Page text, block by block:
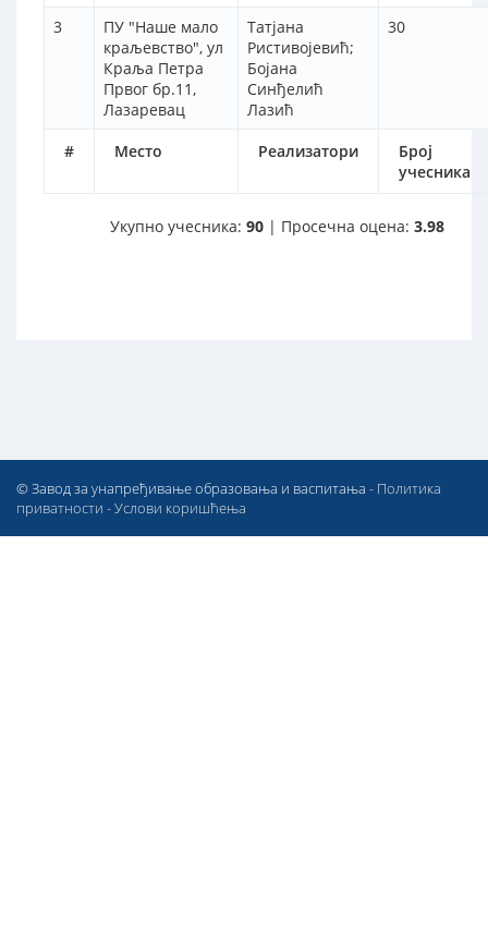
# Место Реализатори
Број
учесника
3
ПУ "Наше мало
краљевство", ул
Краља Петра
Првог бр.11,
Лазаревац
Татјана
Ристивојевић;
Бојана
Синђелић
Лазић
30
Укупно учесника: 90 | Просечна оцена: 3.98
© Завод за унапређивање образовања и васпитања - Политика
приватности -Услови коришћења